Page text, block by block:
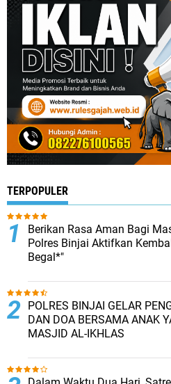
TERPOPULER
Berikan Rasa Aman Bagi
Polres Binjai Aktifkan
Begal*"
POLRES BINJAI GELAR
DAN DOA BERSAMA ANAK
MASJID AL-IKHLAS